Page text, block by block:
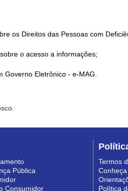
os Direitos das Pessoas com
o acesso a informações;
Governo Eletrônico - e-MAG.
Pública
Consumidor
Termos
Política